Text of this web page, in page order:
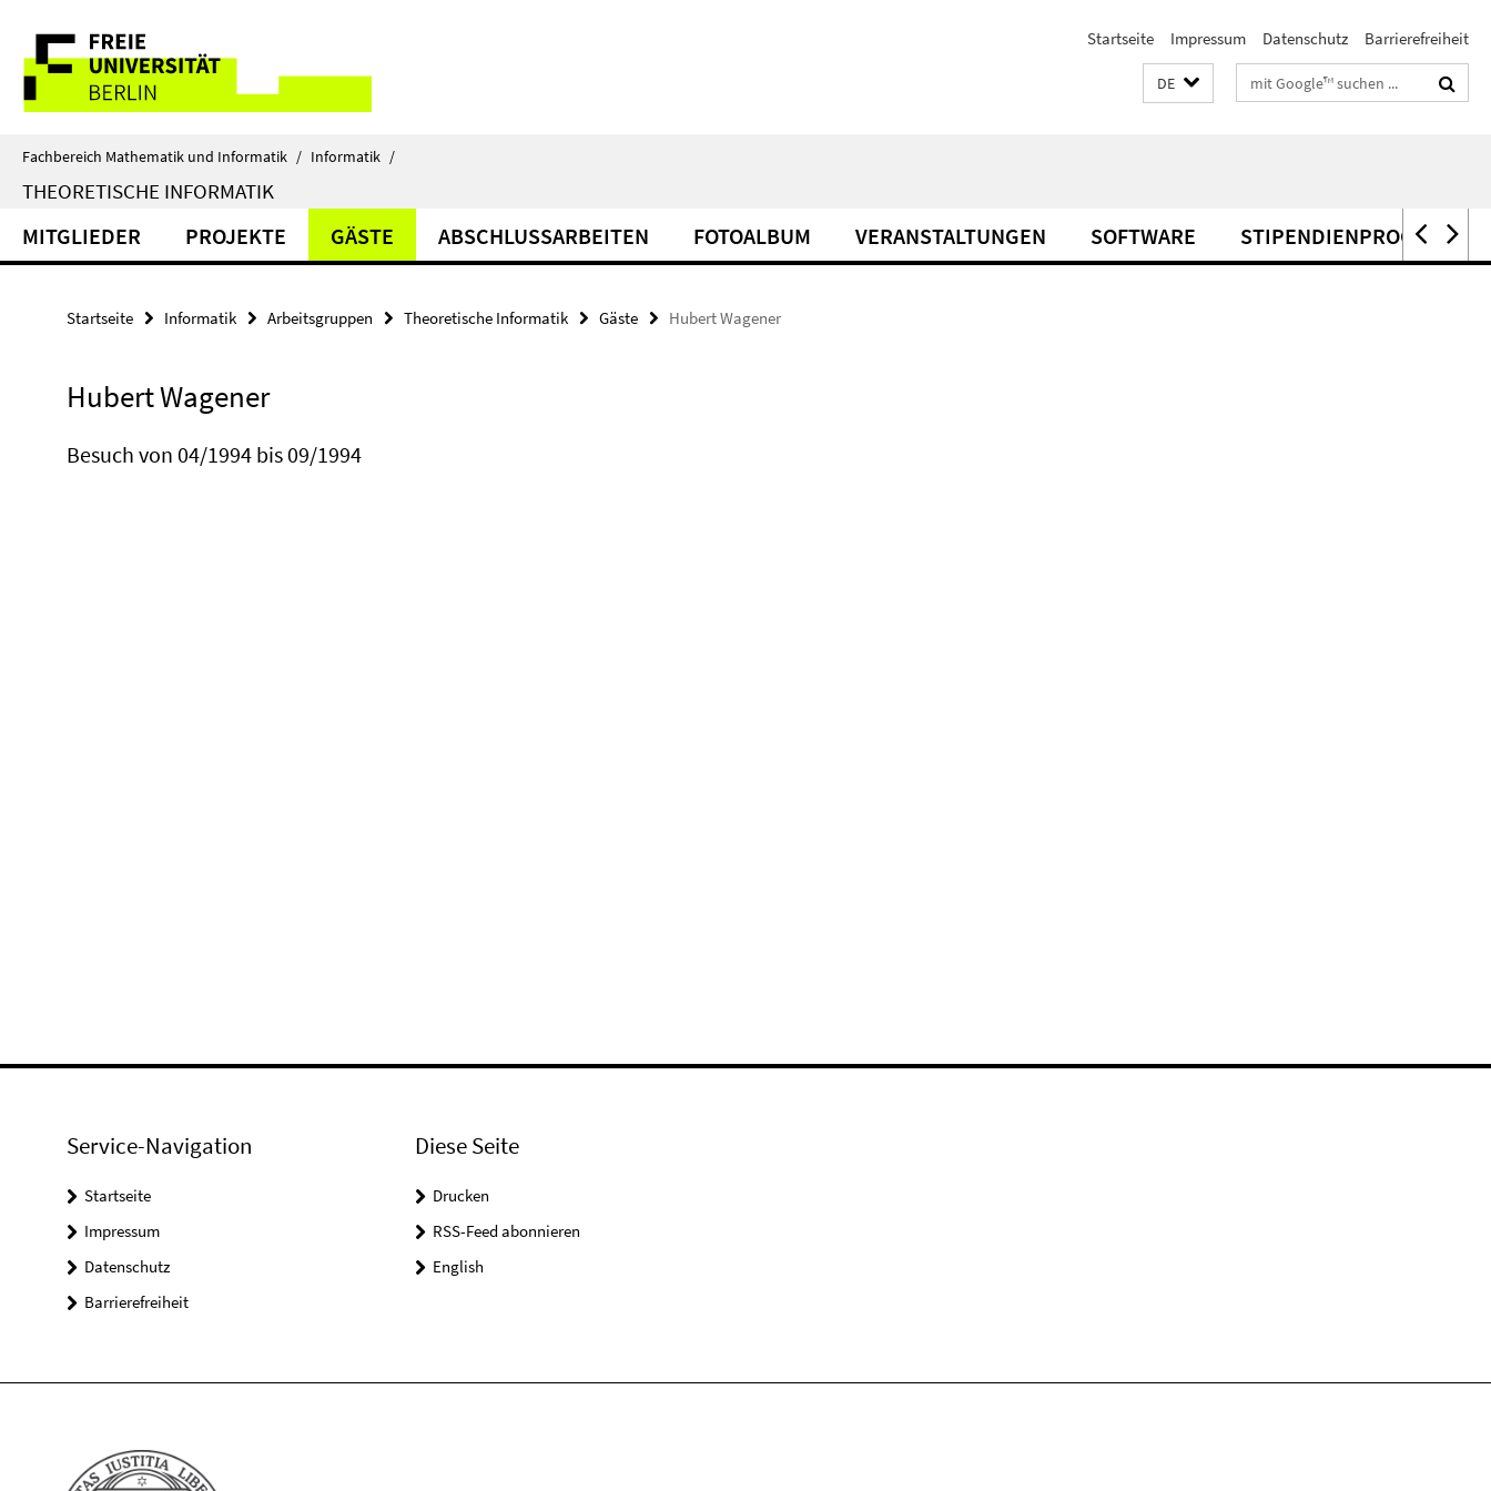
direkt
Inhalt
Service-
Navigation
Startseite Impressum Datenschutz Barrierefreiheit
DE Suchbegriffe
Fachbereich Mathematik und Informatik / Informatik /
THEORETISCHE INFORMATIK
MITGLIEDER PROJEKTE GÄSTE ABSCHLUSSARBEITEN FOTOALBUM VERANSTALTUNGEN SOFTWARE STIPENDIENPROGRAMME
Startseite Informatik Arbeitsgruppen Theoretische Informatik Gäste Hubert Wagener
Hubert Wagener
Besuch von 04/1994 bis 09/1994
Service-Navigation
Startseite
Impressum
Datenschutz
Barrierefreiheit
Diese Seite
Drucken
RSS-Feed abonnieren
English